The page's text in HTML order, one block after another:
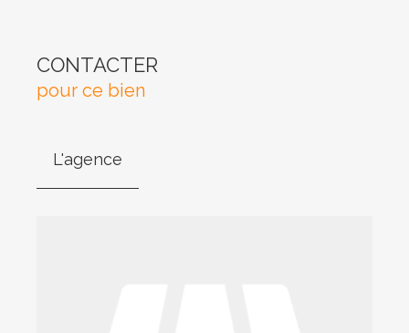
CONTACTER
pour ce bien
L'agence